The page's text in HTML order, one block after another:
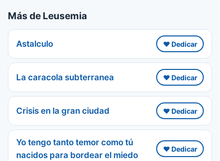
Más de Leusemia
Astalculo ❤️ Dedicar
La caracola subterranea ❤️ Dedicar
Crisis en la gran ciudad ❤️ Dedicar
Yo tengo tanto temor como tú
nacidos para bordear el miedo
❤️ Dedicar